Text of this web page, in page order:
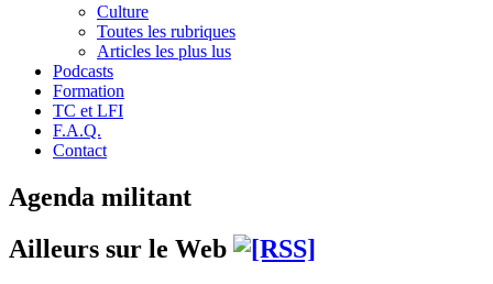
Culture
Toutes les rubriques
Articles les plus lus
Podcasts
Formation
TC et LFI
F.A.Q.
Contact
Agenda militant
Ailleurs sur le Web